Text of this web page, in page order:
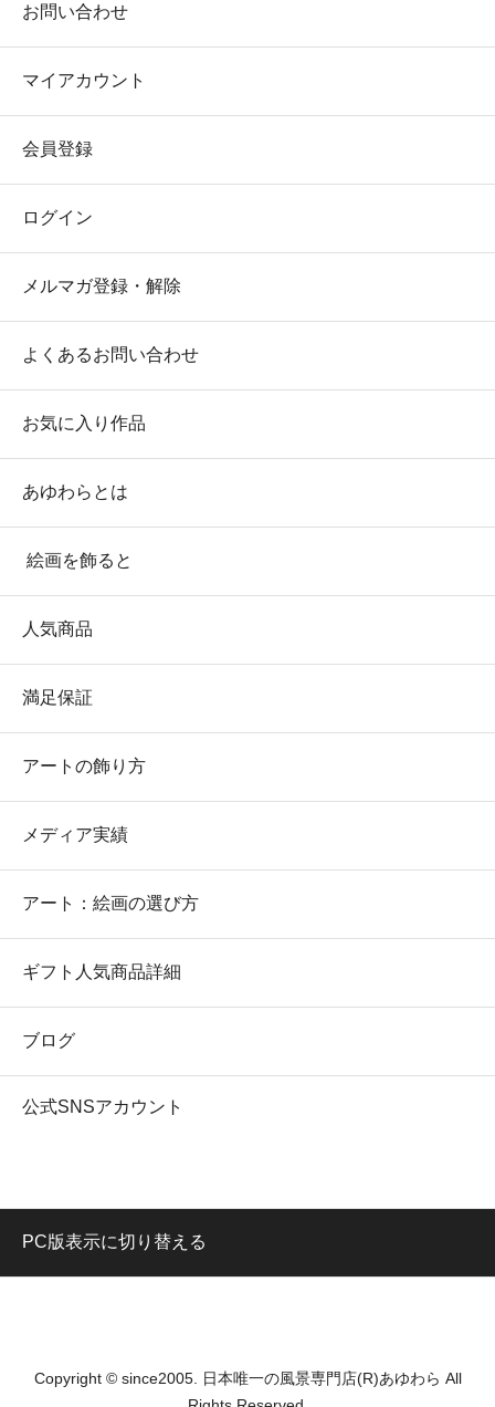
お問い合わせ
マイアカウント
会員登録
ログイン
メルマガ登録・解除
よくあるお問い合わせ
お気に入り作品
あゆわらとは
絵画を飾ると
人気商品
満足保証
アートの飾り方
メディア実績
アート：絵画の選び方
ギフト人気商品詳細
ブログ
公式SNSアカウント
PC版表示に切り替える
Copyright © since2005. 日本唯一の風景専門店(R)あゆわら All